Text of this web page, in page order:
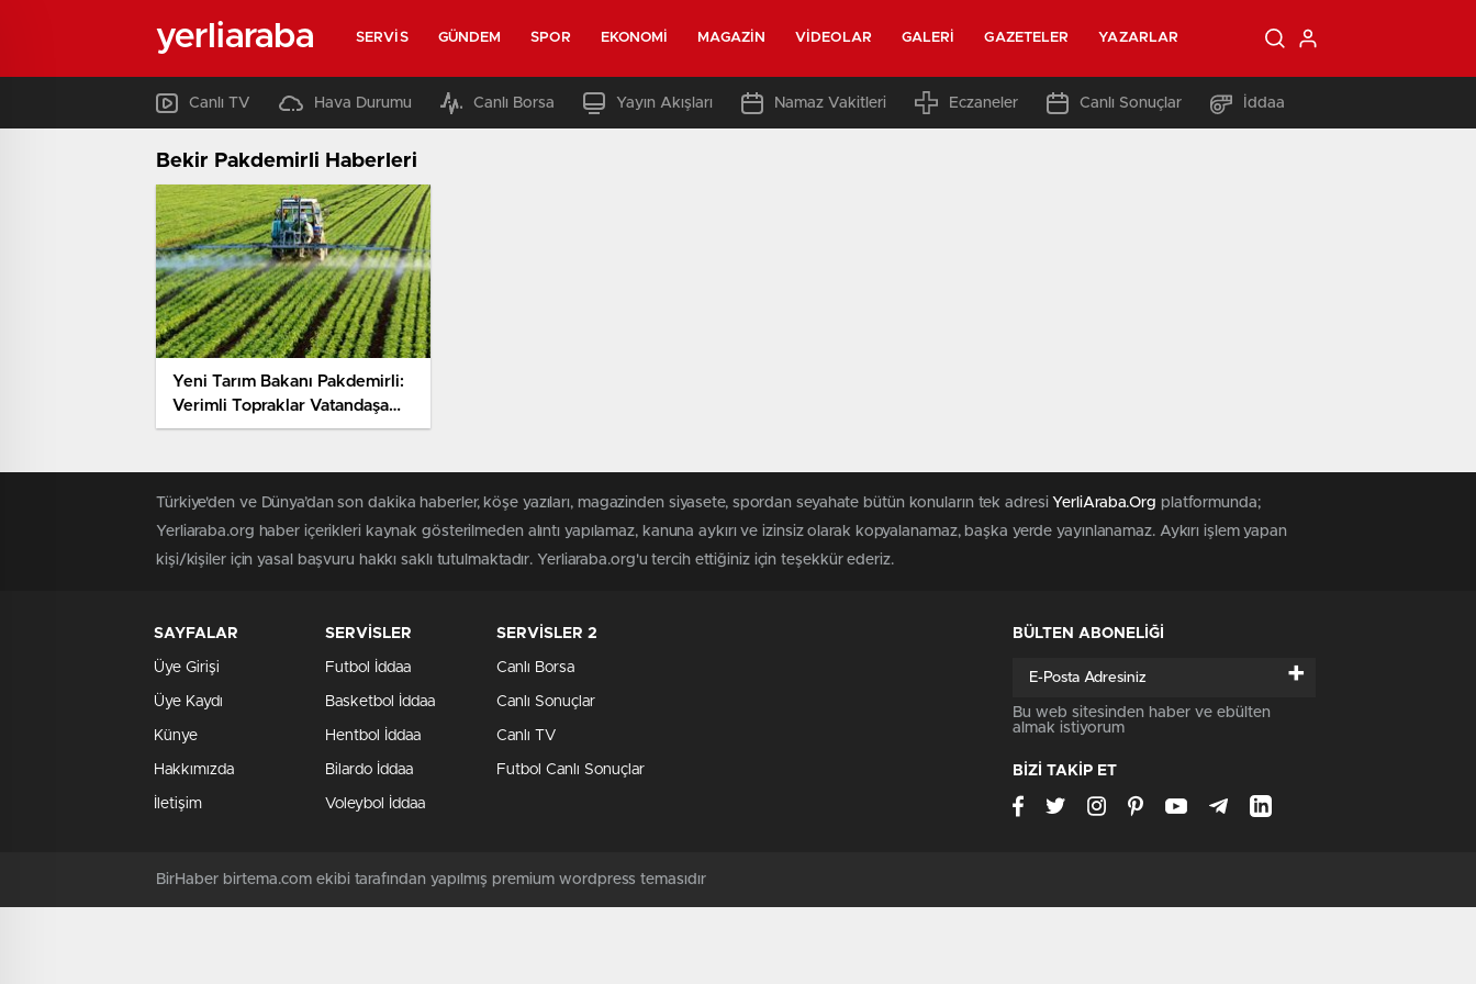
yerliaraba SERVIS GÜNDEM SPOR EKONOMI MAGAZIN VIDEOLAR GALERI GAZETELER YAZARLAR
Canlı TV Hava Durumu Canlı Borsa Yayın Akışları Namaz Vakitleri Eczaneler Canlı Sonuçlar İddaa
Bekir Pakdemirli Haberleri
Yeni Tarım Bakanı Pakdemirli:
Verimli Topraklar Vatandaşa
Kiralanacak
Türkiye'den ve Dünya’dan son dakika haberler, köşe yazıları, magazinden siyasete, spordan seyahate bütün konuların tek adresi YerliAraba.Org platformunda;
Yerliaraba.org haber içerikleri kaynak gösterilmeden alıntı yapılamaz, kanuna aykırı ve izinsiz olarak kopyalanamaz, başka yerde yayınlanamaz. Aykırı işlem yapan
kişi/kişiler için yasal başvuru hakkı saklı tutulmaktadır. Yerliaraba.org'u tercih ettiğiniz için teşekkür ederiz.
SAYFALAR
Üye Girişi
Üye Kaydı
Künye
Hakkımızda
İletişim
SERVİSLER
Futbol İddaa
Basketbol İddaa
Hentbol İddaa
Bilardo İddaa
Voleybol İddaa
SERVİSLER 2
Canlı Borsa
Canlı Sonuçlar
Canlı TV
Futbol Canlı Sonuçlar
BÜLTEN ABONELİĞİ
+
Bu web sitesinden haber ve ebülten
almak istiyorum
BİZİ TAKİP ET
BirHaber birtema.com ekibi tarafından yapılmış premium wordpress temasıdır